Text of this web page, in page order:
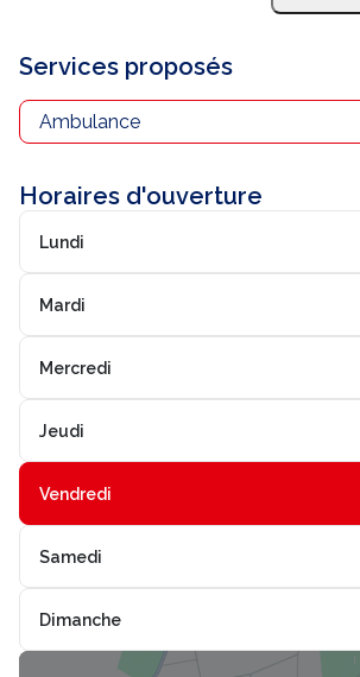
Nous contacter
Services proposés
Ambulance
Horaires d'ouverture
Lundi
Mardi
Mercredi
Jeudi
Vendredi
Samedi
Dimanche